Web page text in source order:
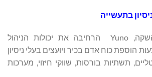
בתעשייה
כחלק מההכנות להשקה, Yuno הרחיבה את יכולות הניהול
הוספת כוח אדם בכיר ויועצים בעלי ניסיון
תשתיות בורסות, שווקי חיזוי, מערכות